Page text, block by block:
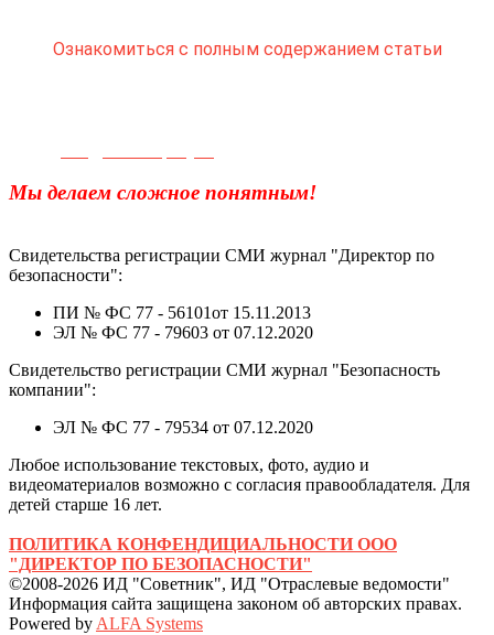
Ознакомиться с полным содержанием статьи
Мы делаем сложное понятным!
Свидетельства регистрации СМИ журнал "Директор по
безопасности":
ПИ № ФС 77 - 56101от 15.11.2013
ЭЛ № ФС 77 - 79603 от 07.12.2020
Свидетельство регистрации СМИ журнал "Безопасность
компании":
ЭЛ № ФС 77 - 79534 от 07.12.2020
Любое использование текстовых, фото, аудио и
видеоматериалов возможно с согласия правообладателя. Для
детей старше 16 лет.
ПОЛИТИКА КОНФЕНДИЦИАЛЬНОСТИ ООО
"ДИРЕКТОР ПО БЕЗОПАСНОСТИ"
©2008-2026 ИД "Советник", ИД "Отраслевые ведомости"
Информация сайта защищена законом об авторских правах.
Powered by ALFA Systems